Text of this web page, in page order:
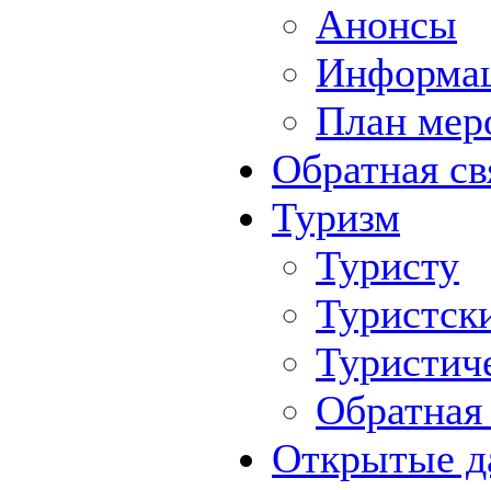
Анонсы
План
Обратная
Туризм
Туристу
Обратная
Открытые